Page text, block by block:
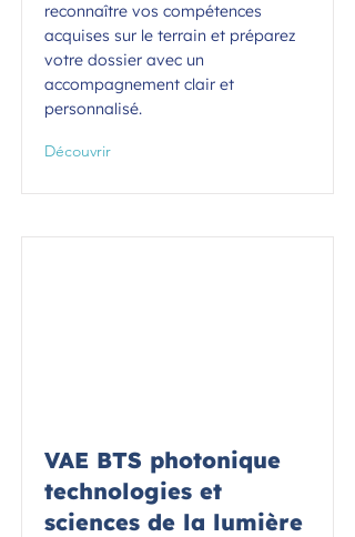
reconnaître vos compétences
acquises sur le terrain et préparez
votre dossier avec un
accompagnement clair et
personnalisé.
Découvrir
VAE BTS photonique
technologies et
sciences de la lumière